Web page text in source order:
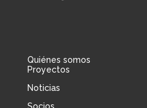
Quiénes somos
Proyectos
Noticias
Socios